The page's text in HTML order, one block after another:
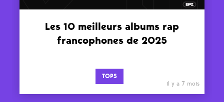
Les 10 meilleurs albums rap
francophones de 2025
TOPS
il y a 7 mois